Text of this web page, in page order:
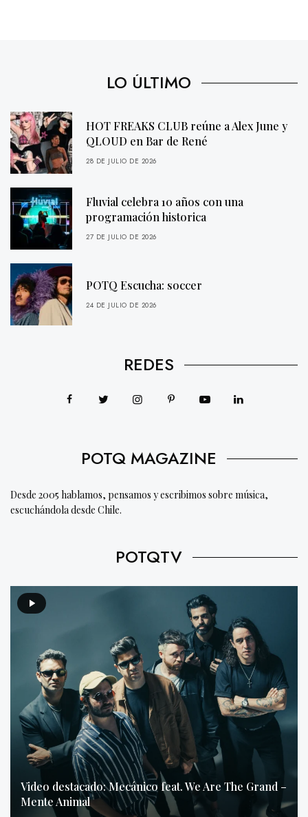
LO ÚLTIMO
HOT FREAKS CLUB reúne a Alex June y
QLOUD en Bar de René
28 DE JULIO DE 2026
Fluvial celebra 10 años con una
programación historica
27 DE JULIO DE 2026
POTQ Escucha: soccer
24 DE JULIO DE 2026
REDES
POTQ MAGAZINE
Desde 2005 hablamos, pensamos y escribimos sobre música,
escuchándola desde Chile.
POTQTV
Video destacado: Mecánico feat. We Are The Grand –
Mente Animal